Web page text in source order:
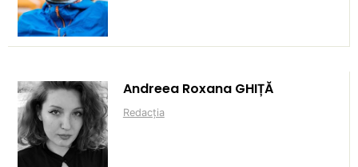
Andreea Roxana GHIȚĂ
Redacția